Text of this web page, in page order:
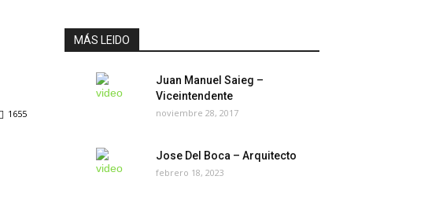
1655
MÁS LEIDO
Juan Manuel Saieg –
Viceintendente
noviembre 28, 2017
Jose Del Boca – Arquitecto
febrero 18, 2023